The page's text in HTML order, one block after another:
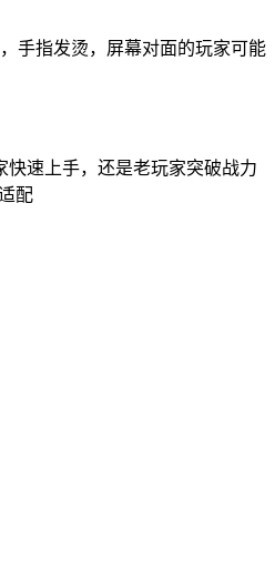
手指发烫，屏幕对面的玩家可能
快速上手，还是老玩家突破战力
配